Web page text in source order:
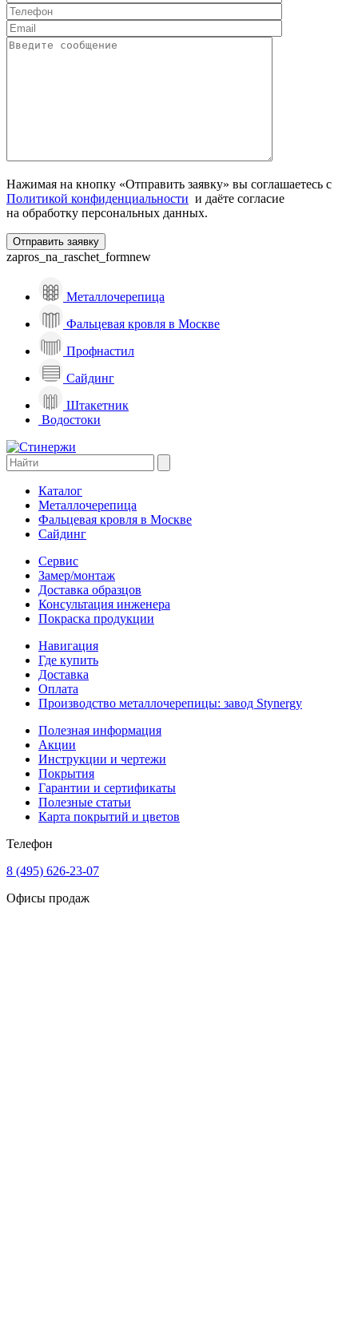
Нажимая на кнопку «Отправить заявку» вы соглашаетесь с
Политикой конфиденциальности и даёте согласие
на обработку персональных данных.
zapros_na_raschet_formnew
Металлочерепица
Фальцевая кровля в Москве
Профнастил
Сайдинг
Штакетник
Водостоки
Каталог
Металлочерепица
Фальцевая кровля в Москве
Сайдинг
Сервис
Замер/монтаж
Доставка образцов
Консультация инженера
Покраска продукции
Навигация
Где купить
Доставка
Оплата
Производство металлочерепицы: завод Stynergy
Полезная информация
Акции
Инструкции и чертежи
Покрытия
Гарантии и сертификаты
Полезные статьи
Карта покрытий и цветов
Телефон
8 (495) 626-23-07
Офисы продаж